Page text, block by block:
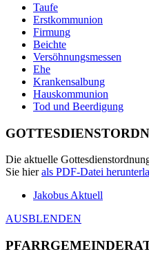
Taufe
Erstkommunion
Firmung
Beichte
Versöhnungsmessen
Ehe
Krankensalbung
Hauskommunion
Tod und Beerdigung
Die aktuelle
Sie hierals PDF-Datei
Jakobus Aktuell
AUSBLENDEN